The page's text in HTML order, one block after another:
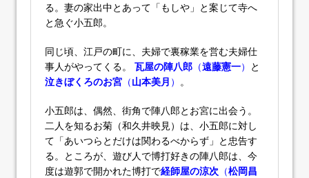
る。妻の家出中とあって「もしや」と案じて寺へ
と急ぐ小五郎。
同じ頃、江戸の町に、夫婦で裏稼業を営む夫婦仕
事人がやってくる。 瓦屋の陣八郎 （遠藤憲一） と
泣きぼくろのお宮 （山本美月 ） 。
小五郎は、偶然、街角で陣八郎とお宮に出会う。
二人を知るお菊（和久井映見）は、小五郎に対し
て「あいつらとだけは関わるべからず」と忠告す
る。ところが、遊び人で博打好きの陣八郎は、今
度は遊郭で開かれた博打で経師屋の涼次 （松岡昌